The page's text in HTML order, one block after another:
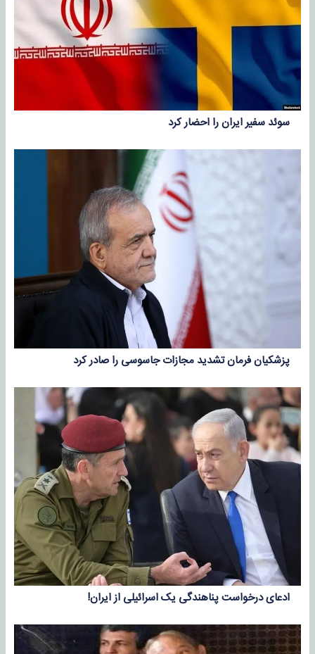
سوئد سفیر ایران را احضار کرد
پزشکیان فرمان تشدید مجازات جاسوسی را صادر کرد
ادعای درخواست پناهندگی یک اسرائیلی از ایران!